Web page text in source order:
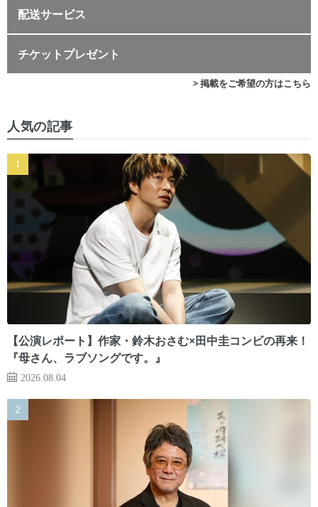
配送サービス
チケットプレゼント
> 掲載をご希望の方はこちら
人気の記事
【公演レポート】作家・鈴木おさむ×田中圭コンビの再来！
『母さん、ラブソングです。』
2026.08.04